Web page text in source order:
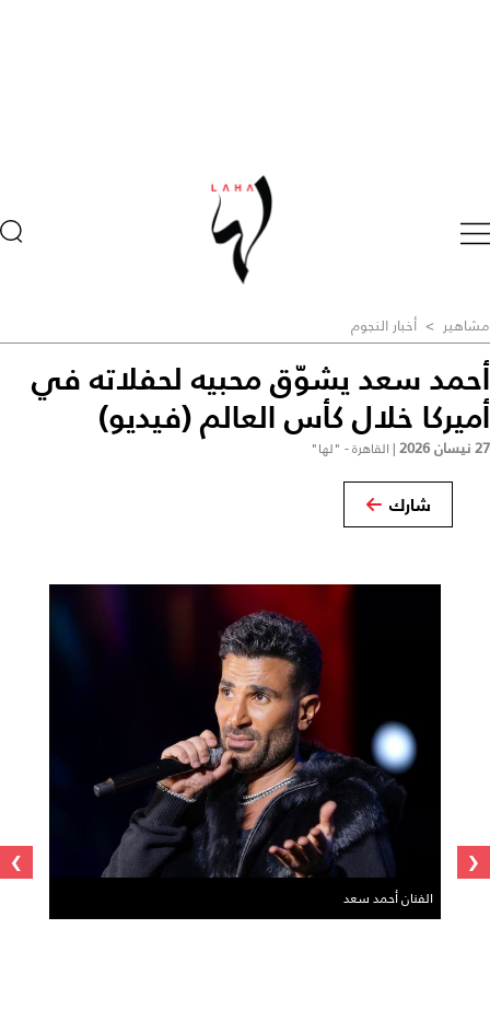
مشاهير > أخبار النجوم
أحمد سعد يشوّق محبيه لحفلاته في
أميركا خلال كأس العالم (فيديو)
27 نيسان 2026 | القاهرة - "لها"
شارك
الفنان أحمد سعد
‹
›